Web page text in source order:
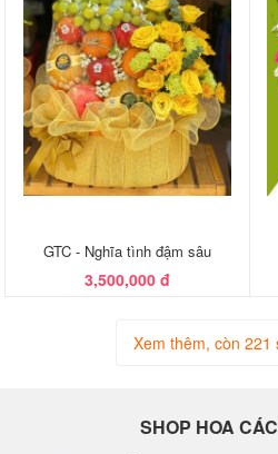
GTC - Nghĩa tình đậm sâu
3,500,000 đ
Xem thêm, còn 221
SHOP HOA